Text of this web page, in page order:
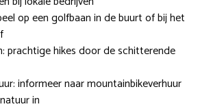
op een golfbaan in de buurt of bij het
prachtige hikes door de schitterende
informeer naar mountainbikeverhuur
in